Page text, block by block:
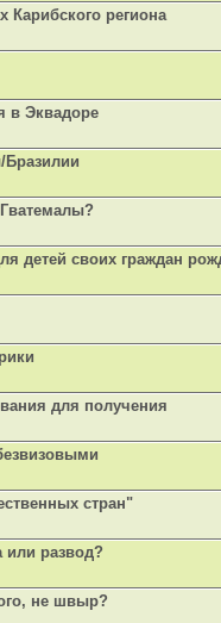
региона
в Эквадоре
Бразилии
детей своих граждан
для получения
стран"
или развод?
не швыр?